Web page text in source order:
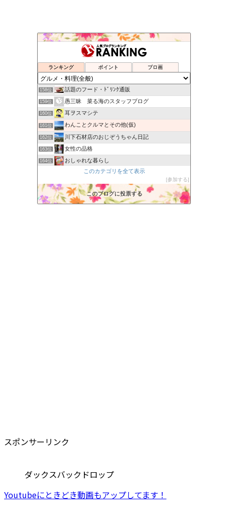
ランキング ポイント ブロ画
154位 skog BLOG
ネットでショッピングは本当にお得か？
156位 Secret Box of OZ
157位 吉野サクラの楽しくいこう！
158位 話題のフード・ﾄﾞﾘﾝｸ通販
159位 愚三昧 菜る海のスタッフブログ
160位 耳ヲスマシテ
161位 わんことクルマとその他(仮)
162位 川下石材店のおじぞうちゃん日記
163位 女性の品格
164位 おしゃれな暮らし
JUJU TOWN
166位 ｻﾃﾞｨｽﾄのﾋﾄﾞｲ唄
167位 Martyslandの気まぐれ日記
このカテゴリを全て表示
参加する
このブログに投票する
スポンサーリンク
ダックスバックドロップ
Youtubeにときどき動画もアップしてます！